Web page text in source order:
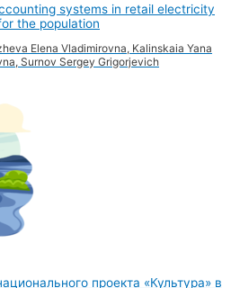
systems in retail electricity
the population
Elena Vladimirovna, Kalinskaia Yana
Surnov Sergey Grigorjevich
проекта «Культура» в